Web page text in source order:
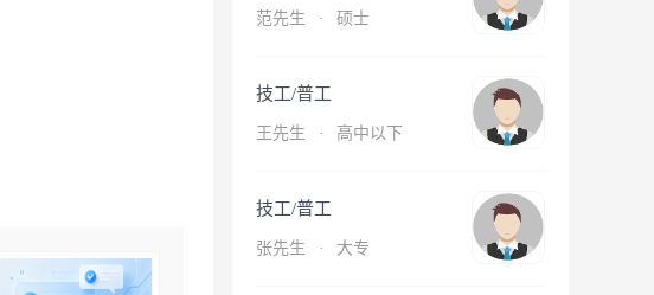
范先生 · 硕士
技工/普工
王先生 · 高中以下
技工/普工
张先生 · 大专